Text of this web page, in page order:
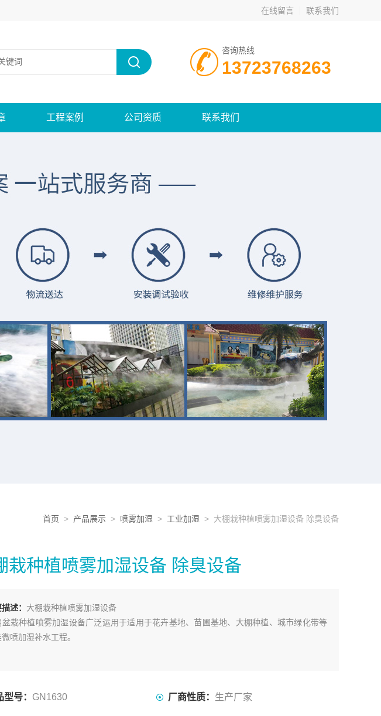
在线留言 联系我们
咨询热线
13723768263
工程案例 公司资质 联系我们
首页 > 产品展示 > 喷雾加湿 > 工业加湿 > 大棚栽种植喷雾加湿设备 除臭设备
栽种植喷雾加湿设备 除臭设备
述： 大棚栽种植喷雾加湿设备
盆栽种植喷雾加湿设备广泛运用于适用于花卉基地、苗圃基地、大棚种植、城市绿化带等
喷加湿补水工程。
型号： GN1630 厂商性质： 生产厂家